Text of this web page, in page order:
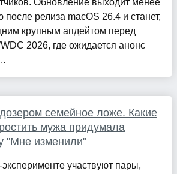
Обновление выходит менее
после релиза macOS 26.4 и станет,
крупным апдейтом перед
2026, где ожидается анонс
семейное ложе. Какие
мужа придумала
"Мне изменили"
участвуют пары,